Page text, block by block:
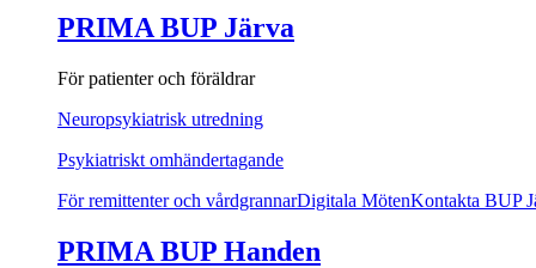
PRIMA BUP Järva
För patienter och föräldrar
Neuropsykiatrisk utredning
Psykiatriskt omhändertagande
För remittenter och vårdgrannarDigitala MötenKontakta BUP
PRIMA BUP Handen